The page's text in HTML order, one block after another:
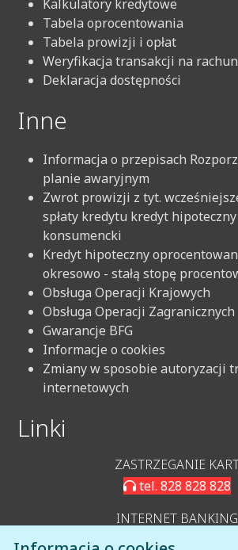
Kalkulatory kredytowe
Tabela oprocentowania
Tabela prowizji i opłat
Weryfikacja transakcji na
Deklaracja dostępności
Inne
Informacja o przepisach
planie awaryjnym
Zwrot prowizji z tyt.
spłaty kredytu kredyt
konsumencki
Kredyt hipoteczny
okresowo - stałą stopę
Obsługa Operacji Krajowych
Obsługa Operacji Zagranicznych
Gwarancje BFG
Informacje o cookies
Zmiany w sposobie autoryzacji
internetowych
Linki
ZASTRZEGANIE
tel. 828 828 828
INTERNET BANKING
LOGOWANIE IB